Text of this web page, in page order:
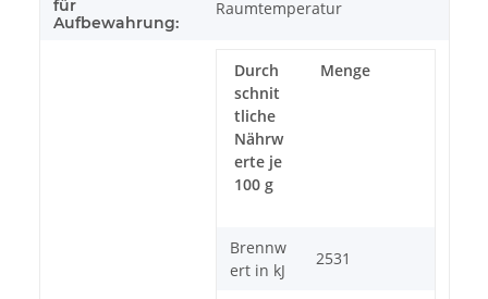
für
Aufbewahrung:
Raumtemperatur
Durch
schnit
tliche
Nährw
erte je
100 g
Menge
Brennw
ert in kJ
2531